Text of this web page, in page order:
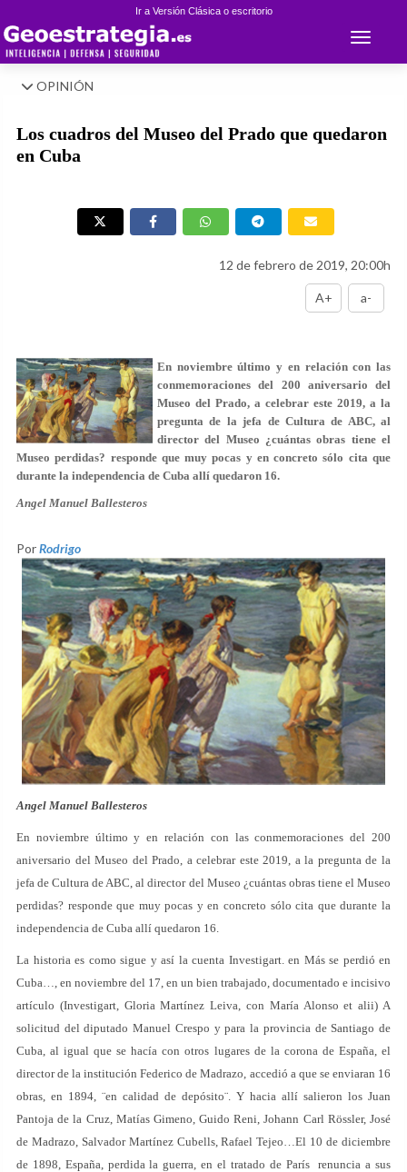
Ir a Versión Clásica o escritorio
Toggle
OPINIÓN
Los cuadros del Museo del Prado que quedaron
en Cuba
12 de febrero de 2019, 20:00h
A+ a-
En noviembre último y en relación con las
conmemoraciones del 200 aniversario del
Museo del Prado, a celebrar este 2019, a la
pregunta de la jefa de Cultura de ABC, al
director del Museo ¿cuántas obras tiene el
Museo perdidas? responde que muy pocas y en concreto sólo cita que
durante la independencia de Cuba allí quedaron 16.
Angel Manuel Ballesteros
PorRodrigo
Angel Manuel Ballesteros
En noviembre último y en relación con las conmemoraciones del 200
aniversario del Museo del Prado, a celebrar este 2019, a la pregunta de la
jefa de Cultura de ABC, al director del Museo ¿cuántas obras tiene el Museo
perdidas? responde que muy pocas y en concreto sólo cita que durante la
independencia de Cuba allí quedaron 16.
La historia es como sigue y así la cuenta Investigart. en Más se perdió en
Cuba…, en noviembre del 17, en un bien trabajado, documentado e incisivo
artículo (Investigart, Gloria Martínez Leiva, con María Alonso et alii) A
solicitud del diputado Manuel Crespo y para la provincia de Santiago de
Cuba, al igual que se hacía con otros lugares de la corona de España, el
director de la institución Federico de Madrazo, accedió a que se enviaran 16
obras, en 1894, ¨en calidad de depósito¨. Y hacia allí salieron los Juan
Pantoja de la Cruz, Matías Gimeno, Guido Reni, Johann Carl Rössler, José
de Madrazo, Salvador Martínez Cubells, Rafael Tejeo…El 10 de diciembre
de 1898, España, perdida la guerra, en el tratado de París renuncia a sus